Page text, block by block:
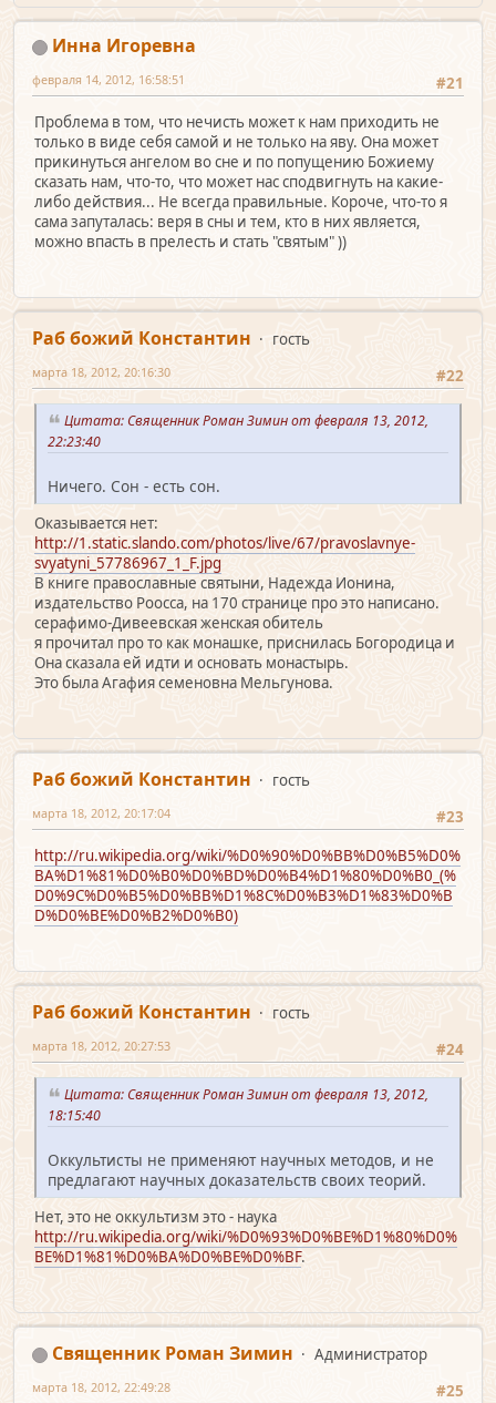
Инна Игоревна
#21
февраля 14, 2012, 16:58:51
Проблема в том, что нечисть может к нам приходить не
только в виде себя самой и не только на яву. Она может
прикинуться ангелом во сне и по попущению Божиему
сказать нам, что-то, что может нас сподвигнуть на какие-
либо действия... Не всегда правильные. Короче, что-то я
сама запуталась: веря в сны и тем, кто в них является,
можно впасть в прелесть и стать "святым" ))
Раб божий Константин
гость
#22
марта 18, 2012, 20:16:30
Цитата: Священник Роман Зимин от февраля 13, 2012,
22:23:40
Ничего. Сон - есть сон.
Оказывается нет:
http://1.static.slando.com/photos/live/67/pravoslavnye-
svyatyni_57786967_1_F.jpg
В книге православные святыни, Надежда Ионина,
издательство Роосса, на 170 странице про это написано.
серафимо-Дивеевская женская обитель
я прочитал про то как монашке, приснилась Богородица и
Она сказала ей идти и основать монастырь.
Это была Агафия семеновна Мельгунова.
Раб божий Константин
гость
#23
марта 18, 2012, 20:17:04
http://ru.wikipedia.org/wiki/%D0%90%D0%BB%D0%B5%D0%
BA%D1%81%D0%B0%D0%BD%D0%B4%D1%80%D0%B0_(%
D0%9C%D0%B5%D0%BB%D1%8C%D0%B3%D1%83%D0%B
D%D0%BE%D0%B2%D0%B0)
Раб божий Константин
гость
#24
марта 18, 2012, 20:27:53
Цитата: Священник Роман Зимин от февраля 13, 2012,
18:15:40
Оккультисты не применяют научных методов, и не
предлагают научных доказательств своих теорий.
Нет, это не оккультизм это - наука
http://ru.wikipedia.org/wiki/%D0%93%D0%BE%D1%80%D0%
BE%D1%81%D0%BA%D0%BE%D0%BF.
Священник Роман Зимин
Администратор
#25
марта 18, 2012, 22:49:28